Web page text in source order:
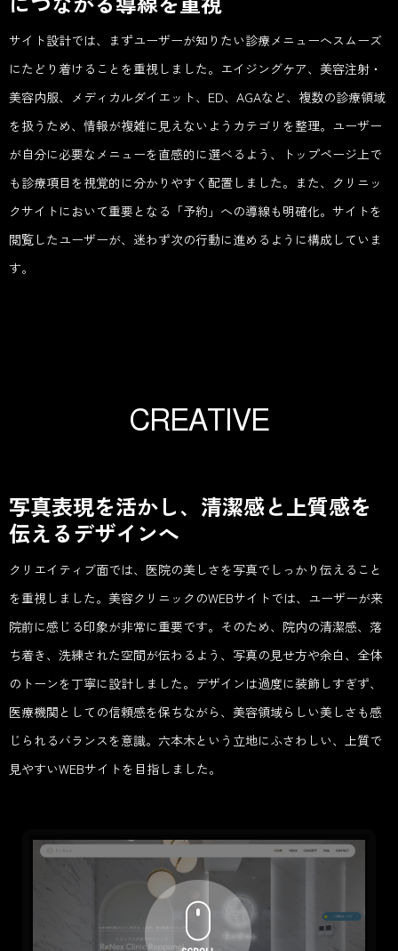
サイト設計では、まずユーザーが知りたい診療メニューへスムーズ
にたどり着けることを重視しました。エイジングケア、美容注射・
美容内服、メディカルダイエット、ED、AGAなど、複数の診療領域
を扱うため、情報が複雑に見えないようカテゴリを整理。ユーザー
が自分に必要なメニューを直感的に選べるよう、トップページ上で
も診療項目を視覚的に分かりやすく配置しました。また、クリニッ
クサイトにおいて重要となる「予約」への導線も明確化。サイトを
閲覧したユーザーが、迷わず次の行動に進めるように構成していま
す。
CREATIVE
写真表現を活かし、清潔感と上質感を
伝えるデザインへ
クリエイティブ面では、医院の美しさを写真でしっかり伝えること
を重視しました。美容クリニックのWEBサイトでは、ユーザーが来
院前に感じる印象が非常に重要です。そのため、院内の清潔感、落
ち着き、洗練された空間が伝わるよう、写真の見せ方や余白、全体
のトーンを丁寧に設計しました。デザインは過度に装飾しすぎず、
医療機関としての信頼感を保ちながら、美容領域らしい美しさも感
じられるバランスを意識。六本木という立地にふさわしい、上質で
見やすいWEBサイトを目指しました。
スマホ向けのオフィシャルサイト
TOPページ